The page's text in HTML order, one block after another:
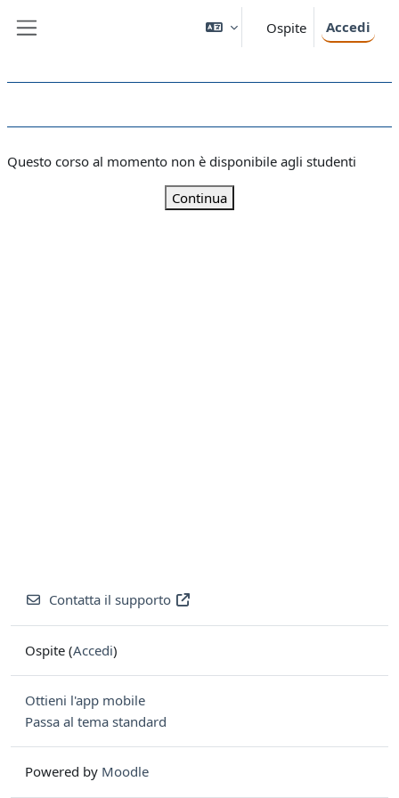
Ospite Accedi
Questo corso al momento non è disponibile agli studenti
Continua
Contatta il supporto
Ospite (Accedi)
Ottieni l'app mobile
Passa al tema standard
Powered by Moodle